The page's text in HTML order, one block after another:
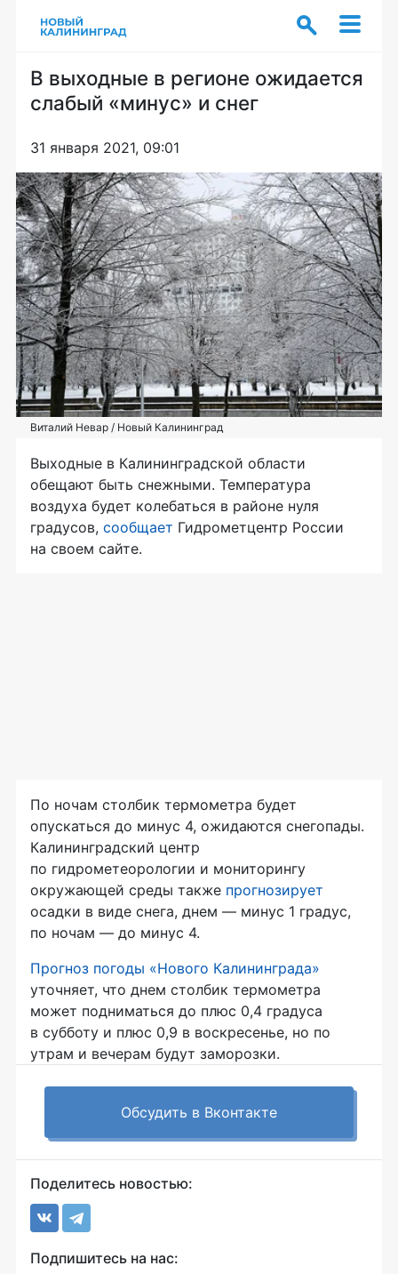
В выходные в регионе ожидается
слабый «минус» и снег
31 января 2021, 09:01
Виталий Невар / Новый Калининград
Выходные в Калининградской области
обещают быть снежными. Температура
воздуха будет колебаться в районе нуля
градусов, сообщает Гидрометцентр России
на своем сайте.
По ночам столбик термометра будет
опускаться до минус 4, ожидаются снегопады.
Калининградский центр
по гидрометеорологии и мониторингу
окружающей среды также прогнозирует
осадки в виде снега, днем — минус 1 градус,
по ночам — до минус 4.
Прогноз погоды «Нового Калининграда»
уточняет, что днем столбик термометра
может подниматься до плюс 0,4 градуса
в субботу и плюс 0,9 в воскресенье, но по
утрам и вечерам будут заморозки.
Обсудить в Вконтакте
Поделитесь новостью:
Подпишитесь на нас: